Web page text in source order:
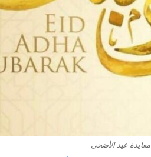
معايدة عيد الأضحى